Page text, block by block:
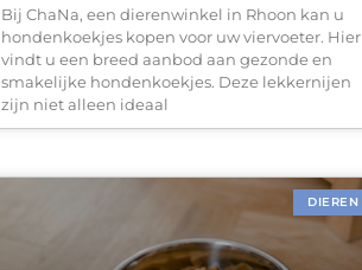
Bij ChaNa, een dierenwinkel in Rhoon kan u
hondenkoekjes kopen voor uw viervoeter. Hier
vindt u een breed aanbod aan gezonde en
smakelijke hondenkoekjes. Deze lekkernijen
zijn niet alleen ideaal
DIEREN